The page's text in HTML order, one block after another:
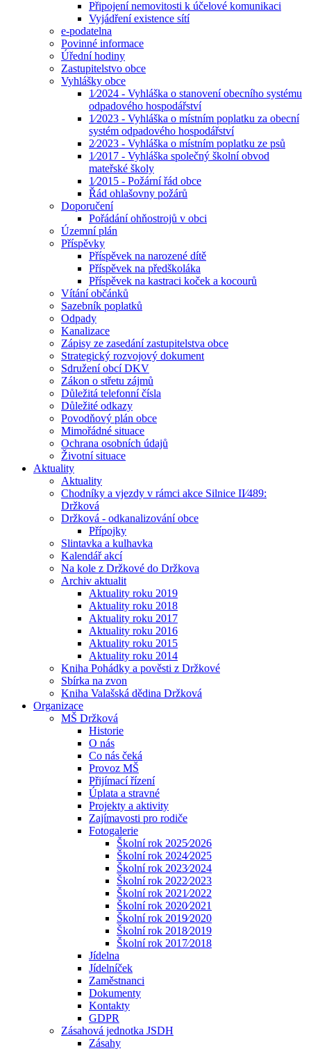
Připojení nemovitosti k účelové komunikaci
Vyjádření existence sítí
e-podatelna
Povinné informace
Úřední hodiny
Zastupitelstvo obce
Vyhlášky obce
1⁄2024 - Vyhláška o stanovení obecního systému
odpadového hospodářství
1⁄2023 - Vyhláška o místním poplatku za obecní
systém odpadového hospodářství
2⁄2023 - Vyhláška o místním poplatku ze psů
1⁄2017 - Vyhláška společný školní obvod
mateřské školy
1⁄2015 - Požární řád obce
Řád ohlašovny požárů
Doporučení
Pořádání ohňostrojů v obci
Územní plán
Příspěvky
Příspěvek na narozené dítě
Příspěvek na předškoláka
Příspěvek na kastraci koček a kocourů
Vítání občánků
Sazebník poplatků
Odpady
Kanalizace
Zápisy ze zasedání zastupitelstva obce
Strategický rozvojový dokument
Sdružení obcí DKV
Zákon o střetu zájmů
Důležitá telefonní čísla
Důležité odkazy
Povodňový plán obce
Mimořádné situace
Ochrana osobních údajů
Životní situace
Aktuality
Aktuality
Chodníky a vjezdy v rámci akce Silnice II⁄489:
Držková
Držková - odkanalizování obce
Přípojky
Slintavka a kulhavka
Kalendář akcí
Na kole z Držkové do Držkova
Archiv aktualit
Aktuality roku 2019
Aktuality roku 2018
Aktuality roku 2017
Aktuality roku 2016
Aktuality roku 2015
Aktuality roku 2014
Kniha Pohádky a pověsti z Držkové
Sbírka na zvon
Kniha Valašská dědina Držková
Organizace
MŠ Držková
Historie
O nás
Co nás čeká
Provoz MŠ
Přijímací řízení
Úplata a stravné
Projekty a aktivity
Zajímavosti pro rodiče
Fotogalerie
Školní rok 2025⁄2026
Školní rok 2024⁄2025
Školní rok 2023⁄2024
Školní rok 2022⁄2023
Školní rok 2021⁄2022
Školní rok 2020⁄2021
Školní rok 2019⁄2020
Školní rok 2018⁄2019
Školní rok 2017⁄2018
Jídelna
Jídelníček
Zaměstnanci
Dokumenty
Kontakty
GDPR
Zásahová jednotka JSDH
Zásahy